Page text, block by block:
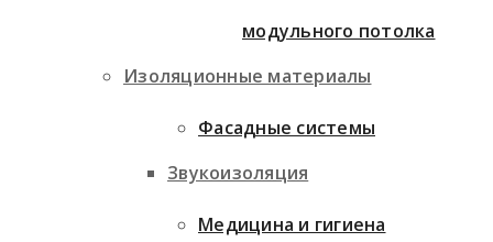
Изоляционные материалы
Звукоизоляция
модульного потолка
Фасадные системы
Медицина и гигиена